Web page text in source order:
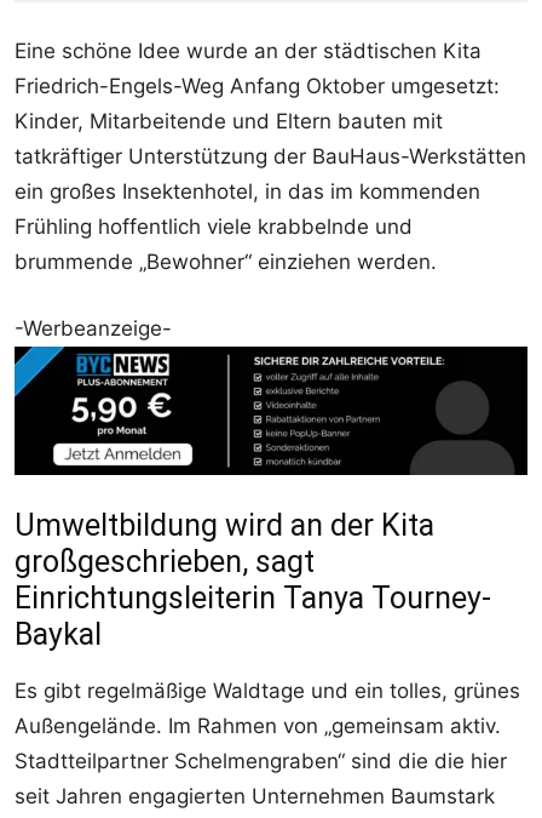
Eine schöne Idee wurde an der städtischen Kita
Friedrich-Engels-Weg Anfang Oktober umgesetzt:
Kinder, Mitarbeitende und Eltern bauten mit
tatkräftiger Unterstützung der BauHaus-Werkstätten
ein großes Insektenhotel, in das im kommenden
Frühling hoffentlich viele krabbelnde und
brummende „Bewohner“ einziehen werden.
-Werbeanzeige-
Umweltbildung wird an der Kita
großgeschrieben, sagt
Einrichtungsleiterin Tanya Tourney-
Baykal
Es gibt regelmäßige Waldtage und ein tolles, grünes
Außengelände. Im Rahmen von „gemeinsam aktiv.
Stadtteilpartner Schelmengraben“ sind die die hier
seit Jahren engagierten Unternehmen Baumstark